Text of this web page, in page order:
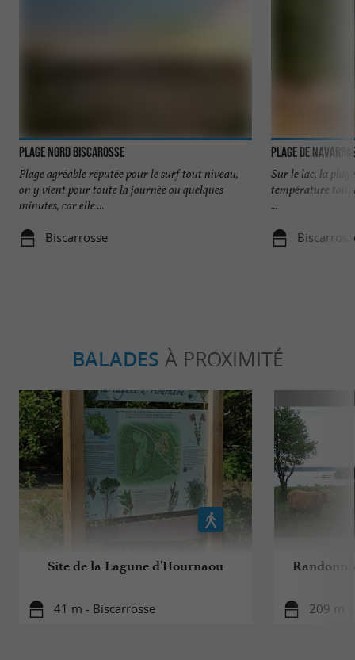
Plage Nord Biscarosse
Plage agréable réputée pour le surf tout niveau,
on y vient pour toute la journée ou quelques
minutes, car elle ...
Biscarrosse
Plage de
Sur le lac, la
température tout
...
BALADES À PROXIMITÉ
Site de la Lagune d'Hournaou
41 m - Biscarrosse 209 m -